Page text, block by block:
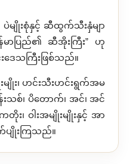
မျိုးစုံနှင့် ဆီထွက်သီးနှံမျာ
မာပြည်၏ ဆီအိုးကြီး” ဟု
ဒေသကြီးဖြစ်သည်။
ျိုးမျိုး၊ ဟင်းသီးဟင်းရွက်အမ
ျွန်းသစ်၊ ပိတောက်၊ အင်၊ အင်
ကတိုး၊ ဝါးအမျိုးမျိုးနှင့် အာ
ျိုးကြသည်။